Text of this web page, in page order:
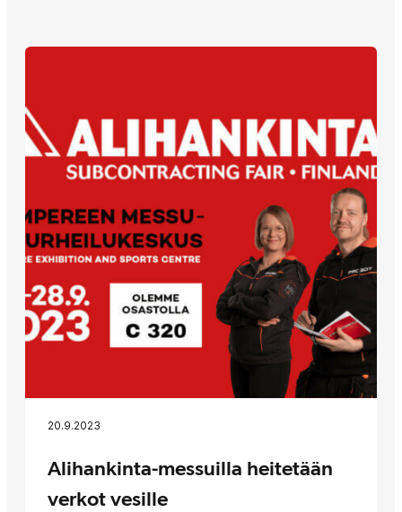
20.9.2023
Alihankinta-messuilla heitetään
verkot vesille